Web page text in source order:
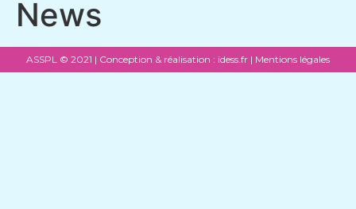
News
ASSPL © 2021 | Conception & réalisation : idess.fr | Mentions légales